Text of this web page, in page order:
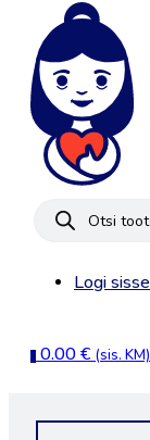
Products
search
Logi sisse
0 0.00€ (sis. KM)